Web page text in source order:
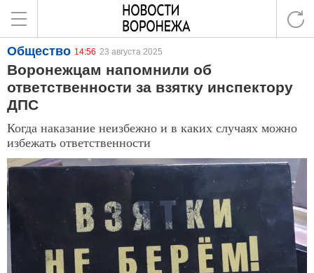
Общество 14:56 23 августа 2025
Воронежцам напомнили об
ответственности за взятку инспектору
ДПС
Когда наказание неизбежно и в каких случаях можно
избежать ответственности